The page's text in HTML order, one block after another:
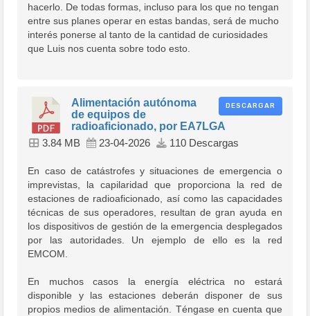
hacerlo. De todas formas, incluso para los que no tengan
entre sus planes operar en estas bandas, será de mucho
interés ponerse al tanto de la cantidad de curiosidades
que Luis nos cuenta sobre todo esto.
DESCARGAR
Alimentación autónoma
de equipos de
radioaficionado, por EA7LGA
3.84 MB 23-04-2026 110 Descargas
En caso de catástrofes y situaciones de emergencia o
imprevistas, la capilaridad que proporciona la red de
estaciones de radioaficionado, así como las capacidades
técnicas de sus operadores, resultan de gran ayuda en
los dispositivos de gestión de la emergencia desplegados
por las autoridades. Un ejemplo de ello es la red
EMCOM.
En muchos casos la energía eléctrica no estará
disponible y las estaciones deberán disponer de sus
propios medios de alimentación. Téngase en cuenta que